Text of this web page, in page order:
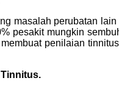
masalah perubatan
pesakit mungkin
penilaian